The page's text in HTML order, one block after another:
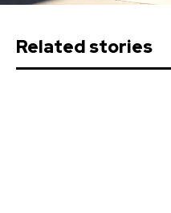
Related stories